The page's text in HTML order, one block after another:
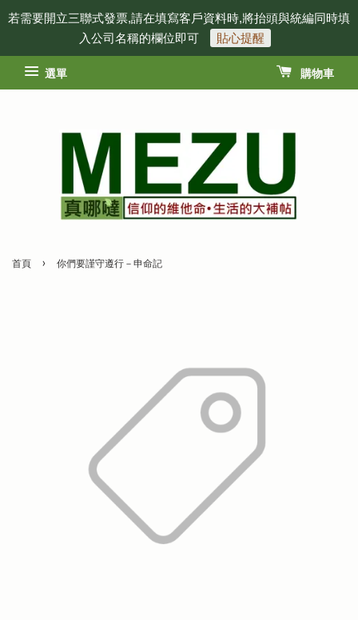
若需要開立三聯式發票,請在填寫客戶資料時,將抬頭與統編同時填
入公司名稱的欄位即可
貼心提醒
選單 購物車
首頁 › 你們要謹守遵行－申命記